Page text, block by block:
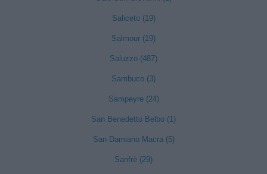
Saliceto (19)
Salmour (19)
Saluzzo (487)
Sambuco (3)
Sampeyre (24)
San Benedetto Belbo (1)
San Damiano Macra (5)
Sanfrè (29)